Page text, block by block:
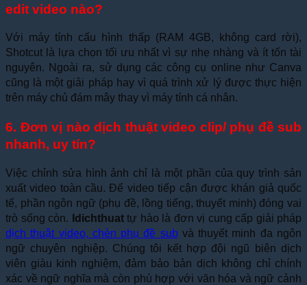
edit video nào?
Với máy tính cấu hình thấp (RAM 4GB, không card rời),
Shotcut là lựa chọn tối ưu nhất vì sự nhẹ nhàng và ít tốn tài
nguyên. Ngoài ra, sử dụng các công cụ online như Canva
cũng là một giải pháp hay vì quá trình xử lý được thực hiện
trên máy chủ đám mây thay vì máy tính cá nhân.
6. Đơn vị nào dịch thuật video clip/ phụ đề sub
nhanh, uy tín?
Việc chỉnh sửa hình ảnh chỉ là một phần của quy trình sản
xuất video toàn cầu. Để video tiếp cận được khán giả quốc
tế, phần ngôn ngữ (phụ đề, lồng tiếng, thuyết minh) đóng vai
trò sống còn.
Idichthuattự hào là đơn vị cung cấp giải pháp
dịch thuật video, chèn phụ đề subvà thuyết minh đa ngôn
ngữ chuyên nghiệp. Chúng tôi kết hợp đội ngũ biên dịch
viên giàu kinh nghiệm, đảm bảo bản dịch không chỉ chính
xác về ngữ nghĩa mà còn phù hợp với văn hóa và ngữ cảnh